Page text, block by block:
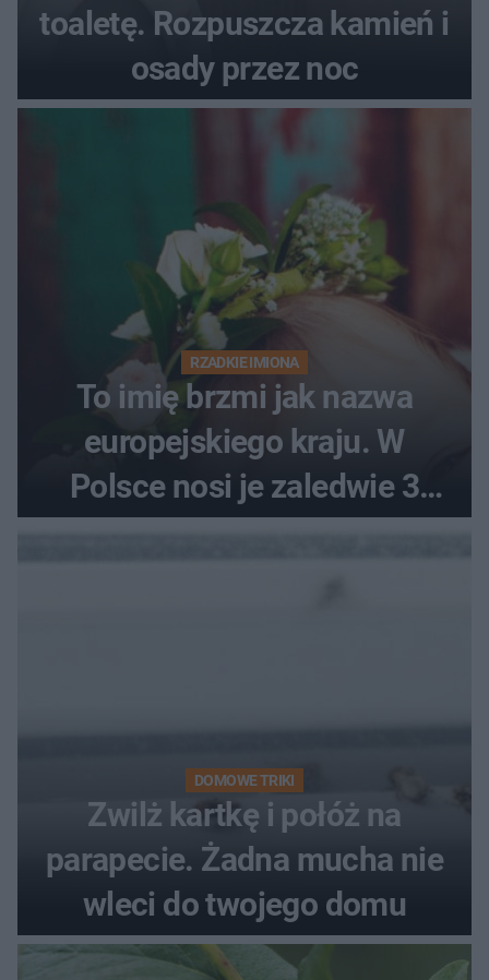
toaletę. Rozpuszcza kamień i
osady przez noc
RZADKIE IMIONA
To imię brzmi jak nazwa
europejskiego kraju. W
Polsce nosi je zaledwie 3
DOMOWE TRIKI
Zwilż kartkę i połóż na
parapecie. Żadna mucha nie
wleci do twojego domu